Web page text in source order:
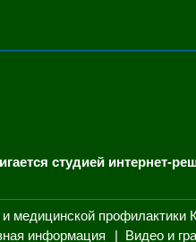
студией интернет-
и медицинской профилактики
информация Видео и